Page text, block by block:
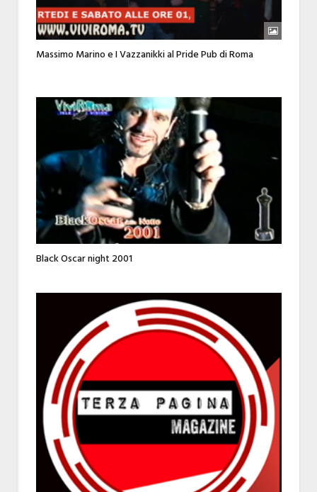
Massimo Marino e I Vazzanikki al Pride Pub di Roma
Black Oscar night 2001